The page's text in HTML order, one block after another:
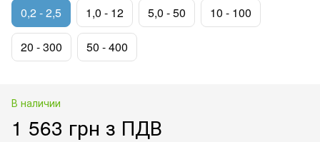
0,2 - 2,5 1,0 - 12 5,0 - 50 10 - 100
20 - 300 50 - 400
В наличии
1 563 грн з ПДВ